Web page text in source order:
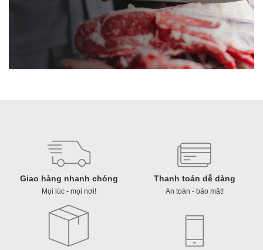
Giao hàng nhanh chóng
Mọi lúc - mọi nơi!
Thanh toán dễ dàng
An toàn - bảo mật!